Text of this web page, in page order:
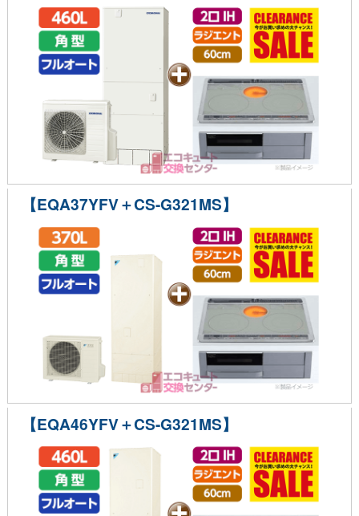
【EQA37YFV＋CS-G321MS】
【EQA46YFV＋CS-G321MS】